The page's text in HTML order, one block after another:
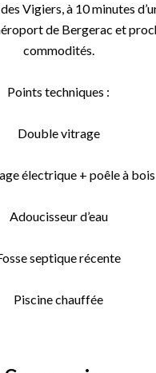
Vigiers, à 10 minutes
de Bergerac et
commodités.
Points techniques :
Double vitrage
électrique + poêle à bois
Adoucisseur d’eau
septique récente
Piscine chauffée